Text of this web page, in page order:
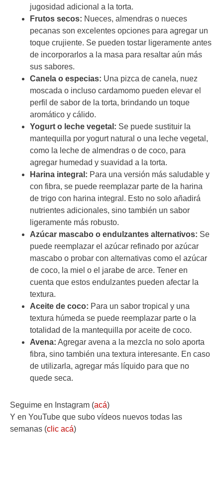
jugosidad adicional a la torta.
Frutos secos: Nueces, almendras o nueces
pecanas son excelentes opciones para agregar un
toque crujiente. Se pueden tostar ligeramente antes
de incorporarlos a la masa para resaltar aún más
sus sabores.
Canela o especias: Una pizca de canela, nuez
moscada o incluso cardamomo pueden elevar el
perfil de sabor de la torta, brindando un toque
aromático y cálido.
Yogurt o leche vegetal: Se puede sustituir la
mantequilla por yogurt natural o una leche vegetal,
como la leche de almendras o de coco, para
agregar humedad y suavidad a la torta.
Harina integral: Para una versión más saludable y
con fibra, se puede reemplazar parte de la harina
de trigo con harina integral. Esto no solo añadirá
nutrientes adicionales, sino también un sabor
ligeramente más robusto.
Azúcar mascabo o endulzantes alternativos: Se
puede reemplazar el azúcar refinado por azúcar
mascabo o probar con alternativas como el azúcar
de coco, la miel o el jarabe de arce. Tener en
cuenta que estos endulzantes pueden afectar la
textura.
Aceite de coco: Para un sabor tropical y una
textura húmeda se puede reemplazar parte o la
totalidad de la mantequilla por aceite de coco.
Avena: Agregar avena a la mezcla no solo aporta
fibra, sino también una textura interesante. En caso
de utilizarla, agregar más líquido para que no
quede seca.
Seguime en Instagram (acá)
Y en YouTube que subo vídeos nuevos todas las
semanas (clic acá)